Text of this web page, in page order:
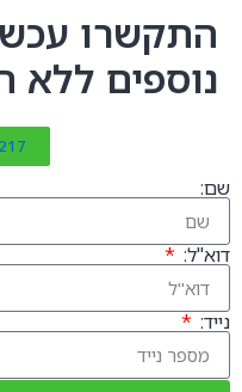
התקשרו
נוספים ללא
שם:
דוא"ל:
נייד: